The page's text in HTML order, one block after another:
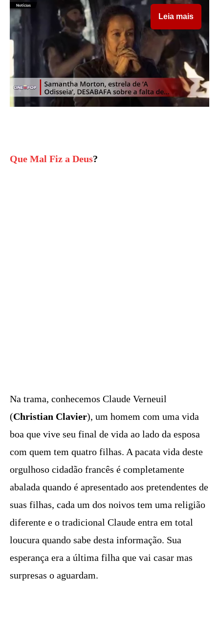
Leia mais
Que Mal Fiz a Deus?
Na trama, conhecemos Claude Verneuil
(Christian Clavier), um homem com uma vida
boa que vive seu final de vida ao lado da esposa
com quem tem quatro filhas. A pacata vida deste
orgulhoso cidadão francês é completamente
abalada quando é apresentado aos pretendentes de
suas filhas, cada um dos noivos tem uma religião
diferente e o tradicional Claude entra em total
loucura quando sabe desta informação. Sua
esperança era a última filha que vai casar mas
surpresas o aguardam.